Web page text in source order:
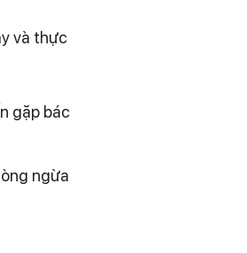
và thực
gặp bác
ngừa